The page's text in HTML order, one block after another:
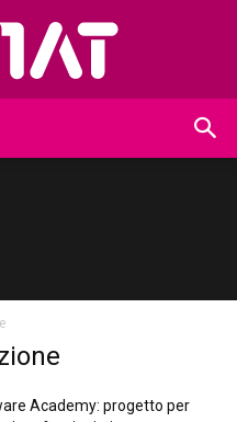
Academy: progetto per